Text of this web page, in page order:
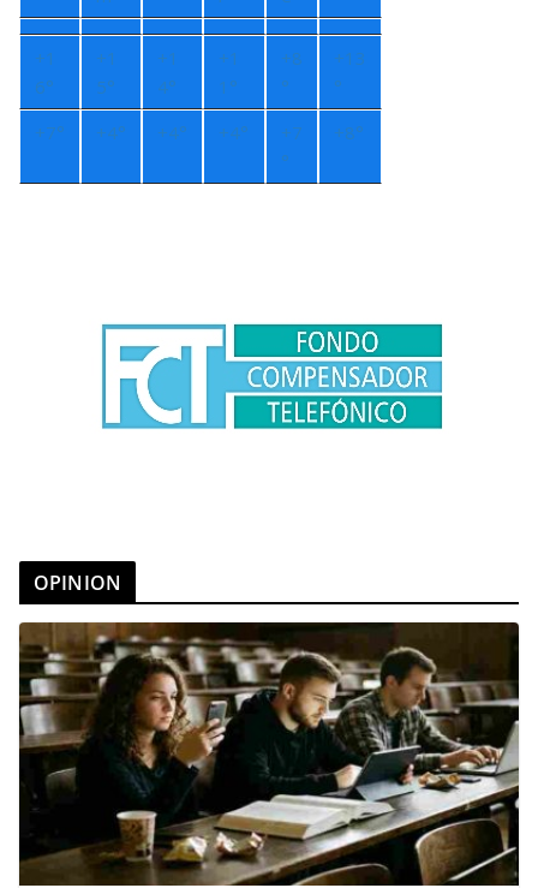
+1
6°
+1
5°
+1
4°
+1
1°
+8
°
+13
°
+7° +4° +4° +4° +7
°
+8°
OPINION